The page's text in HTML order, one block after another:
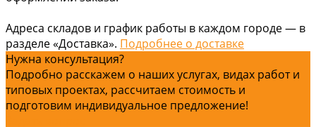
Адреса складов и график работы в каждом городе — в
разделе «Доставка». Подробнее о доставке
Нужна консультация?
Подробно расскажем о наших услугах, видах работ и
типовых проектах, рассчитаем стоимость и
подготовим индивидуальное предложение!